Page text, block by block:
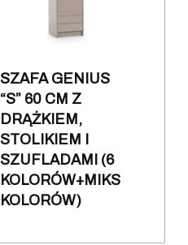
SZAFA GENIUS
“S” 60 CM Z
DRĄŻKIEM,
STOLIKIEM I
SZUFLADAMI (6
KOLORÓW+MIKS
KOLORÓW)